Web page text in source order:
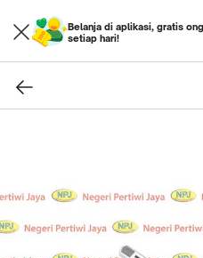
Belanja di aplikasi, gratis
setiap hari!